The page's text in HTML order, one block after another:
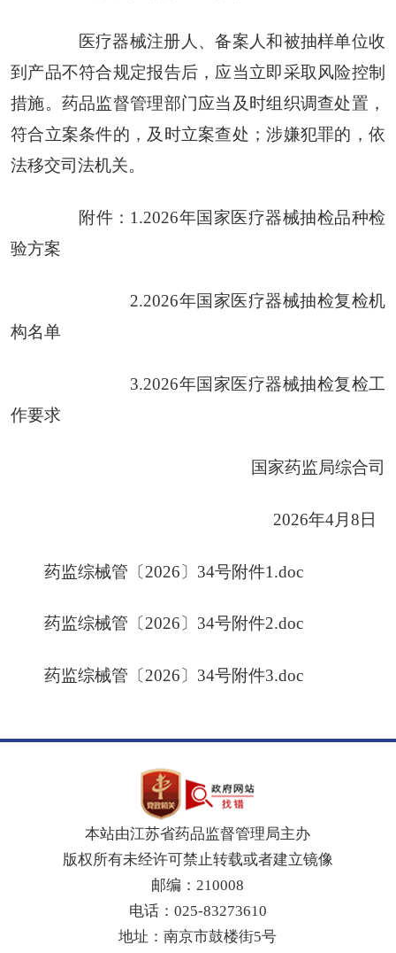
医疗器械注册人、备案人和被抽样单位收
到产品不符合规定报告后，应当立即采取风险控制
措施。药品监督管理部门应当及时组织调查处置，
符合立案条件的，及时立案查处；涉嫌犯罪的，依
法移交司法机关。
附件：1.2026年国家医疗器械抽检品种检
验方案
2.2026年国家医疗器械抽检复检机
构名单
3.2026年国家医疗器械抽检复检工
作要求
国家药监局综合司
2026年4月8日
药监综械管〔2026〕34号附件1.doc
药监综械管〔2026〕34号附件2.doc
药监综械管〔2026〕34号附件3.doc
本站由江苏省药品监督管理局主办
版权所有未经许可禁止转载或者建立镜像
邮编：210008
电话：025-83273610
地址：南京市鼓楼街5号